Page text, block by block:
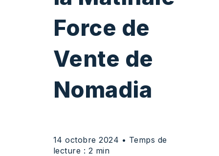
Force de
Vente de
Nomadia
14 octobre 2024 • Temps de
lecture : 2 min